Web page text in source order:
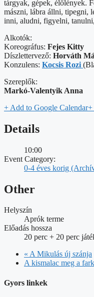
tárgyak, gépek, élőlények.
mászni, lábra állni, tipegni,
inni, aludni, figyelni,
Alkotók:
Koreográfus: Fejes Kitty
Díszlettervező: Horváth
Konzulens: Kocsis Rozi
Szereplők:
Markó-Valentyik Anna
+ Add to Google Calendar+
Details
10:00
Event Category:
0-4 éves korig
Other
Helyszín
Aprók terme
Előadás hossza
20 perc + 20 perc
« A Mikulás új szánja
A kismalac meg a
Gyors linkek